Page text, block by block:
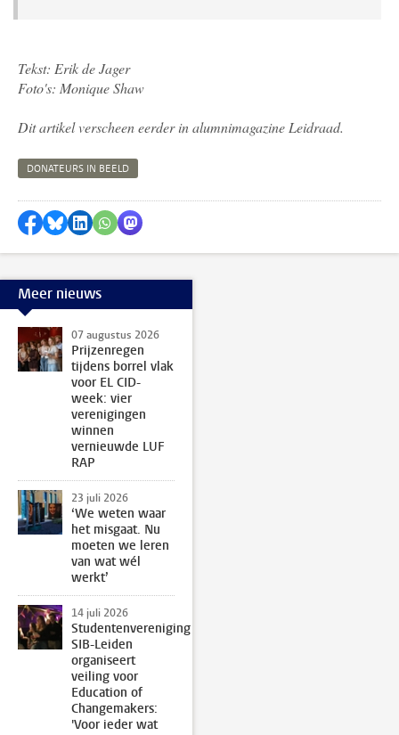
Tekst: Erik de Jager
Foto's: Monique Shaw
Dit artikel verscheen eerder in alumnimagazine Leidraad.
DONATEURS IN BEELD
Delen op Facebook
Delen via Bluesky
Delen op LinkedIn
Delen via WhatsApp
Delen via Mastodon
Meer nieuws
07 augustus 2026
Prijzenregen
tijdens borrel vlak
voor EL CID-
week: vier
verenigingen
winnen
vernieuwde LUF
RAP
23 juli 2026
‘We weten waar
het misgaat. Nu
moeten we leren
van wat wél
werkt’
14 juli 2026
Studentenvereniging
SIB-Leiden
organiseert
veiling voor
Education of
Changemakers:
'Voor ieder wat